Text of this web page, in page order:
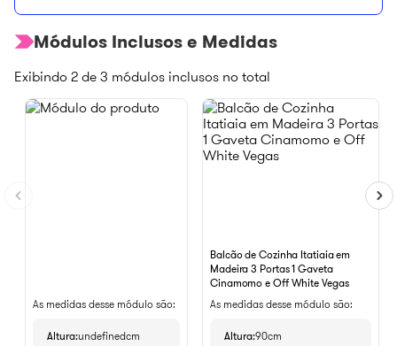
Módulos Inclusos e Medidas
Exibindo 2 de 3 módulos inclusos no total
As medidas desse módulo são:
Altura undefinedcm
Balcão de Cozinha Itatiaia em
Madeira 3 Portas 1 Gaveta
Cinamomo e Off White Vegas
As medidas desse módulo são:
Altura 90cm